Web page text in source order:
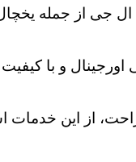
جی از جمله
و با
از این خدمات